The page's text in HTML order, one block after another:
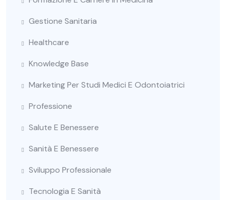
Gestione Sanitaria
Healthcare
Knowledge Base
Marketing Per Studi Medici E Odontoiatrici
Professione
Salute E Benessere
Sanità E Benessere
Sviluppo Professionale
Tecnologia E Sanità